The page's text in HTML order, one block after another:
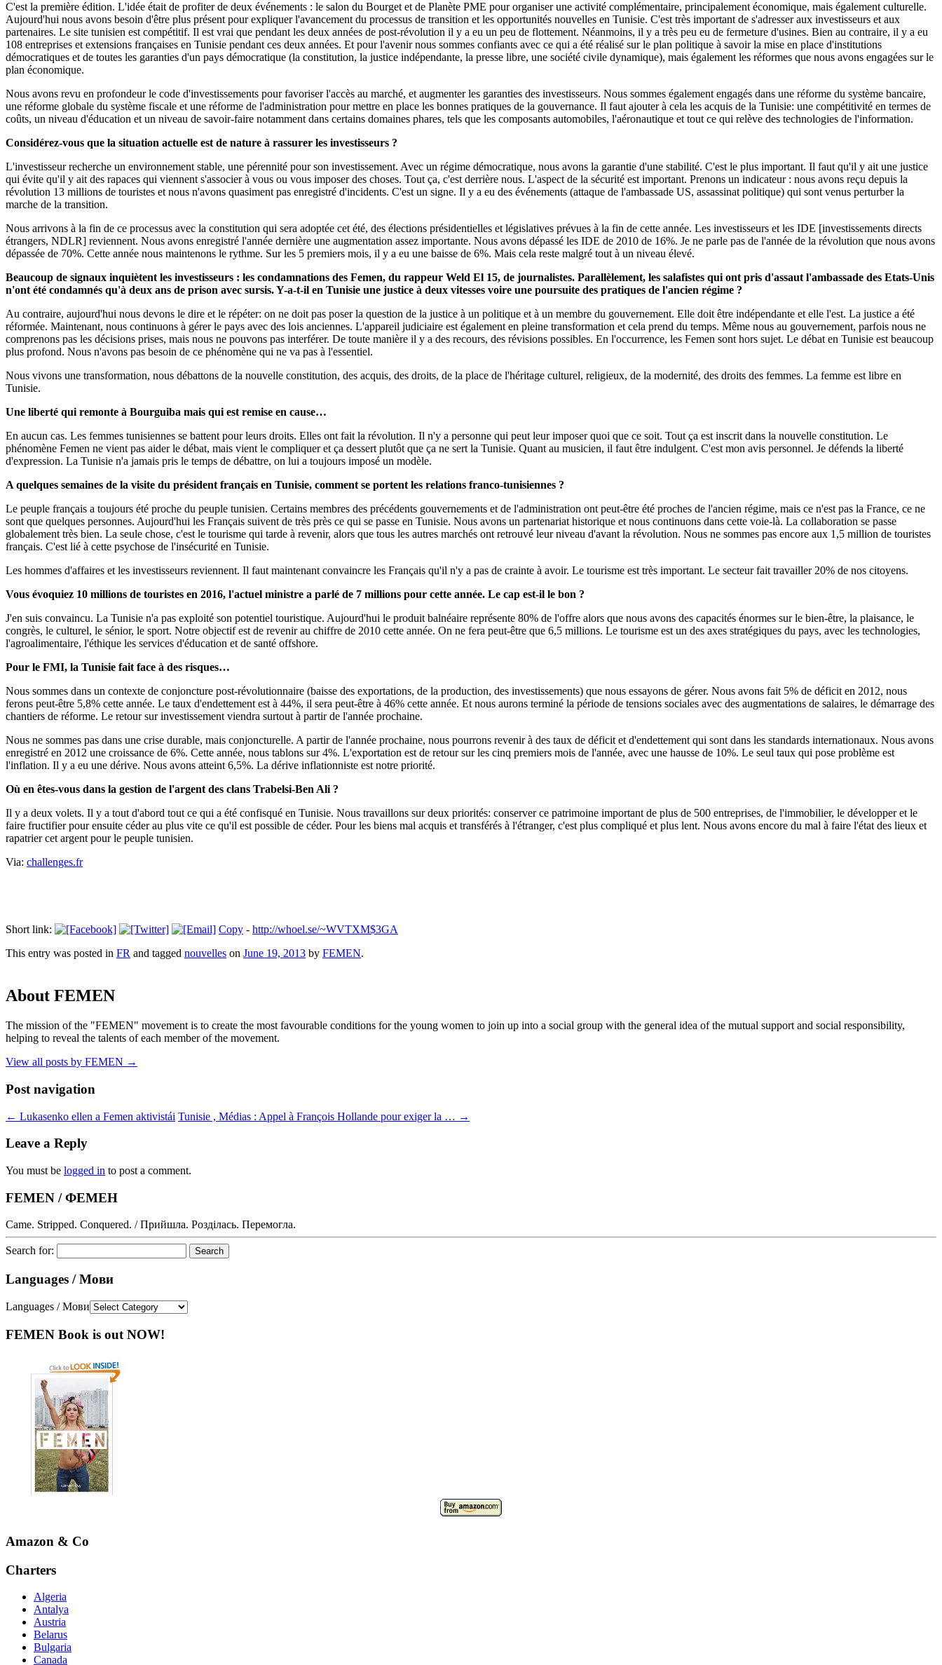
C'est la première édition. L'idée était de profiter de deux événements : le salon du Bourget et de Planète PME pour organiser une activité complémentaire, principalement économique, mais également culturelle.
Aujourd'hui nous avons besoin d'être plus présent pour expliquer l'avancement du processus de transition et les opportunités nouvelles en Tunisie. C'est très important de s'adresser aux investisseurs et aux
partenaires. Le site tunisien est compétitif. Il est vrai que pendant les deux années de post-révolution il y a eu un peu de flottement. Néanmoins, il y a très peu eu de fermeture d'usines. Bien au contraire, il y a eu
108 entreprises et extensions françaises en Tunisie pendant ces deux années. Et pour l'avenir nous sommes confiants avec ce qui a été réalisé sur le plan politique à savoir la mise en place d'institutions
démocratiques et de toutes les garanties d'un pays démocratique (la constitution, la justice indépendante, la presse libre, une société civile dynamique), mais également les réformes que nous avons engagées sur le
plan économique.
Nous avons revu en profondeur le code d'investissements pour favoriser l'accès au marché, et augmenter les garanties des investisseurs. Nous sommes également engagés dans une réforme du système bancaire,
une réforme globale du système fiscale et une réforme de l'administration pour mettre en place les bonnes pratiques de la gouvernance. Il faut ajouter à cela les acquis de la Tunisie: une compétitivité en termes de
coûts, un niveau d'éducation et un niveau de savoir-faire notamment dans certains domaines phares, tels que les composants automobiles, l'aéronautique et tout ce qui relève des technologies de l'information.
Considérez-vous que la situation actuelle est de nature à rassurer les investisseurs ?
L'investisseur recherche un environnement stable, une pérennité pour son investissement. Avec un régime démocratique, nous avons la garantie d'une stabilité. C'est le plus important. Il faut qu'il y ait une justice
qui évite qu'il y ait des rapaces qui viennent s'associer à vous ou vous imposer des choses. Tout ça, c'est derrière nous. L'aspect de la sécurité est important. Prenons un indicateur : nous avons reçu depuis la
révolution 13 millions de touristes et nous n'avons quasiment pas enregistré d'incidents. C'est un signe. Il y a eu des événements (attaque de l'ambassade US, assassinat politique) qui sont venus perturber la
marche de la transition.
Nous arrivons à la fin de ce processus avec la constitution qui sera adoptée cet été, des élections présidentielles et législatives prévues à la fin de cette année. Les investisseurs et les IDE [investissements directs
étrangers, NDLR] reviennent. Nous avons enregistré l'année dernière une augmentation assez importante. Nous avons dépassé les IDE de 2010 de 16%. Je ne parle pas de l'année de la révolution que nous avons
dépassée de 70%. Cette année nous maintenons le rythme. Sur les 5 premiers mois, il y a eu une baisse de 6%. Mais cela reste malgré tout à un niveau élevé.
Beaucoup de signaux inquiètent les investisseurs : les condamnations des Femen, du rappeur Weld El 15, de journalistes. Parallèlement, les salafistes qui ont pris d'assaut l'ambassade des Etats-Unis
n'ont été condamnés qu'à deux ans de prison avec sursis. Y-a-t-il en Tunisie une justice à deux vitesses voire une poursuite des pratiques de l'ancien régime ?
Au contraire, aujourd'hui nous devons le dire et le répéter: on ne doit pas poser la question de la justice à un politique et à un membre du gouvernement. Elle doit être indépendante et elle l'est. La justice a été
réformée. Maintenant, nous continuons à gérer le pays avec des lois anciennes. L'appareil judiciaire est également en pleine transformation et cela prend du temps. Même nous au gouvernement, parfois nous ne
comprenons pas les décisions prises, mais nous ne pouvons pas interférer. De toute manière il y a des recours, des révisions possibles. En l'occurrence, les Femen sont hors sujet. Le débat en Tunisie est beaucoup
plus profond. Nous n'avons pas besoin de ce phénomène qui ne va pas à l'essentiel.
Nous vivons une transformation, nous débattons de la nouvelle constitution, des acquis, des droits, de la place de l'héritage culturel, religieux, de la modernité, des droits des femmes. La femme est libre en
Tunisie.
Une liberté qui remonte à Bourguiba mais qui est remise en cause…
En aucun cas. Les femmes tunisiennes se battent pour leurs droits. Elles ont fait la révolution. Il n'y a personne qui peut leur imposer quoi que ce soit. Tout ça est inscrit dans la nouvelle constitution. Le
phénomène Femen ne vient pas aider le débat, mais vient le compliquer et ça dessert plutôt que ça ne sert la Tunisie. Quant au musicien, il faut être indulgent. C'est mon avis personnel. Je défends la liberté
d'expression. La Tunisie n'a jamais pris le temps de débattre, on lui a toujours imposé un modèle.
A quelques semaines de la visite du président français en Tunisie, comment se portent les relations franco-tunisiennes ?
Le peuple français a toujours été proche du peuple tunisien. Certains membres des précédents gouvernements et de l'administration ont peut-être été proches de l'ancien régime, mais ce n'est pas la France, ce ne
sont que quelques personnes. Aujourd'hui les Français suivent de très près ce qui se passe en Tunisie. Nous avons un partenariat historique et nous continuons dans cette voie-là. La collaboration se passe
globalement très bien. La seule chose, c'est le tourisme qui tarde à revenir, alors que tous les autres marchés ont retrouvé leur niveau d'avant la révolution. Nous ne sommes pas encore aux 1,5 million de touristes
français. C'est lié à cette psychose de l'insécurité en Tunisie.
Les hommes d'affaires et les investisseurs reviennent. Il faut maintenant convaincre les Français qu'il n'y a pas de crainte à avoir. Le tourisme est très important. Le secteur fait travailler 20% de nos citoyens.
Vous évoquiez 10 millions de touristes en 2016, l'actuel ministre a parlé de 7 millions pour cette année. Le cap est-il le bon ?
J'en suis convaincu. La Tunisie n'a pas exploité son potentiel touristique. Aujourd'hui le produit balnéaire représente 80% de l'offre alors que nous avons des capacités énormes sur le bien-être, la plaisance, le
congrès, le culturel, le sénior, le sport. Notre objectif est de revenir au chiffre de 2010 cette année. On ne fera peut-être que 6,5 millions. Le tourisme est un des axes stratégiques du pays, avec les technologies,
l'agroalimentaire, l'éthique les services d'éducation et de santé offshore.
Pour le FMI, la Tunisie fait face à des risques…
Nous sommes dans un contexte de conjoncture post-révolutionnaire (baisse des exportations, de la production, des investissements) que nous essayons de gérer. Nous avons fait 5% de déficit en 2012, nous
ferons peut-être 5,8% cette année. Le taux d'endettement est à 44%, il sera peut-être à 46% cette année. Et nous aurons terminé la période de tensions sociales avec des augmentations de salaires, le démarrage des
chantiers de réforme. Le retour sur investissement viendra surtout à partir de l'année prochaine.
Nous ne sommes pas dans une crise durable, mais conjoncturelle. A partir de l'année prochaine, nous pourrons revenir à des taux de déficit et d'endettement qui sont dans les standards internationaux. Nous avons
enregistré en 2012 une croissance de 6%. Cette année, nous tablons sur 4%. L'exportation est de retour sur les cinq premiers mois de l'année, avec une hausse de 10%. Le seul taux qui pose problème est
l'inflation. Il y a eu une dérive. Nous avons atteint 6,5%. La dérive inflationniste est notre priorité.
Où en êtes-vous dans la gestion de l'argent des clans Trabelsi-Ben Ali ?
Il y a deux volets. Il y a tout d'abord tout ce qui a été confisqué en Tunisie. Nous travaillons sur deux priorités: conserver ce patrimoine important de plus de 500 entreprises, de l'immobilier, le développer et le
faire fructifier pour ensuite céder au plus vite ce qu'il est possible de céder. Pour les biens mal acquis et transférés à l'étranger, c'est plus compliqué et plus lent. Nous avons encore du mal à faire l'état des lieux et
rapatrier cet argent pour le peuple tunisien.
Via: challenges.fr
Short link: Copy - http://whoel.se/~WVTXM$3GA
This entry was posted in FR and tagged nouvelles on June 19, 2013 by FEMEN.
About FEMEN
The mission of the "FEMEN" movement is to create the most favourable conditions for the young women to join up into a social group with the general idea of the mutual support and social responsibility,
helping to reveal the talents of each member of the movement.
View all posts by FEMEN →
Post navigation
← Lukasenko ellen a Femen aktivistái Tunisie , Médias : Appel à François Hollande pour exiger la … →
Leave a Reply
You must be logged in to post a comment.
FEMEN / ФЕМЕН
Came. Stripped. Conquered. / Прийшла. Розділась. Перемогла.
Search for:
Languages / Мови
Languages / Мови
FEMEN Book is out NOW!
Amazon & Co
Charters
Algeria
Antalya
Austria
Belarus
Bulgaria
Canada